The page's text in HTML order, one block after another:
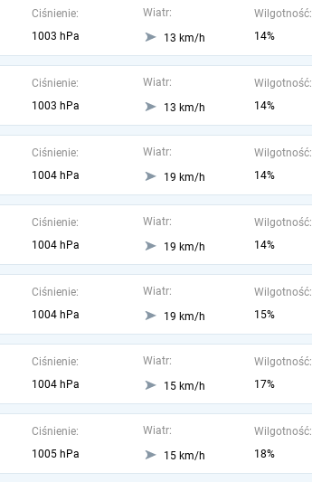
Ciśnienie:
1003 hPa
Wiatr:
13 km/h
Wilgotność:
14%
Ciśnienie:
1003 hPa
Wiatr:
13 km/h
Wilgotność:
14%
Ciśnienie:
1004 hPa
Wiatr:
19 km/h
Wilgotność:
14%
Ciśnienie:
1004 hPa
Wiatr:
19 km/h
Wilgotność:
14%
Ciśnienie:
1004 hPa
Wiatr:
19 km/h
Wilgotność:
15%
Ciśnienie:
1004 hPa
Wiatr:
15 km/h
Wilgotność:
17%
Ciśnienie:
1005 hPa
Wiatr:
15 km/h
Wilgotność:
18%